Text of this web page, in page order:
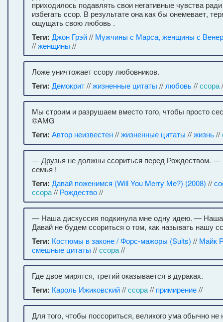
приходилось подавлять свои негативные чувства
избегать ссор. В результате она как бы онемевает,
ощущать свою любовь .
Теги: Джон Грэй// Мужчины с Марса, женщины с
//женщины //
Ложе уничтожает ссору любовников.
Теги: Демокрит//жизненные цитаты // любовь//ссора
Мы строим и разрушаем вместо того, чтобы просто
©AMG
Теги: Автор неизвестен//жизненные цитаты //жизнь//
— Друзья не должны ссориться перед Рождеством.
семья !
Теги: Давай поженимся (Will You Merry Me?) (2008) //
ссора// Рождество//
— Наша дискуссия подкинула мне одну идею. —
Давай не будем ссориться о том, как называть нашу
Теги: Костюмы в законе / Форс-мажоры (Suits) // Майк
смешные цитаты //ссора//
Где двое мирятся, третий оказывается в дураках.
Теги: Кароль Ижиковский//ссора// примирение//
Для того, чтобы поссориться, великого ума обычно не